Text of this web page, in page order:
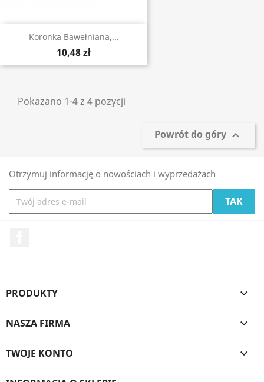
Koronka Bawełniana,...
10,48 zł
Pokazano 1-4 z 4 pozycji
Powrót do góry 
Otrzymuj informację o nowościach i wyprzedażach
PRODUKTY 
NASZA FIRMA 
TWOJE KONTO 